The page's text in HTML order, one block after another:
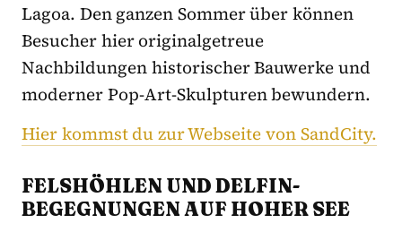
Lagoa. Den ganzen Sommer über können
Besucher hier originalgetreue
Nachbildungen historischer Bauwerke und
moderner Pop-Art-Skulpturen bewundern.
Hier kommst du zur Webseite von SandCity.
FELSHÖHLEN UND DELFIN-
BEGEGNUNGEN AUF HOHER SEE